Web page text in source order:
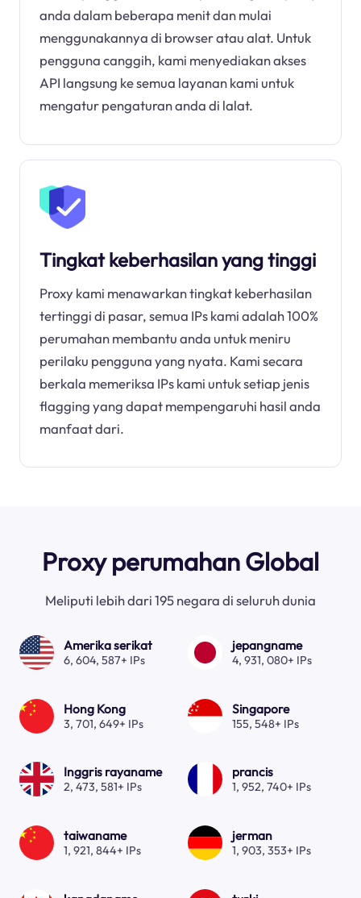
anda dalam beberapa menit dan mulai
menggunakannya di browser atau alat. Untuk
pengguna canggih, kami menyediakan akses
API langsung ke semua layanan kami untuk
mengatur pengaturan anda di lalat.
Tingkat keberhasilan yang tinggi
Proxy kami menawarkan tingkat keberhasilan
tertinggi di pasar, semua IPs kami adalah 100%
perumahan membantu anda untuk meniru
perilaku pengguna yang nyata. Kami secara
berkala memeriksa IPs kami untuk setiap jenis
flagging yang dapat mempengaruhi hasil anda
manfaat dari.
Proxy perumahan Global
Meliputi lebih dari 195 negara di seluruh dunia
Amerika serikat
6, 604, 587+ IPs
jepangname
4, 931, 080+ IPs
Hong Kong
3, 701, 649+ IPs
Singapore
155, 548+ IPs
Inggris rayaname
2, 473, 581+ IPs
prancis
1, 952, 740+ IPs
taiwaname
1, 921, 844+ IPs
jerman
1, 903, 353+ IPs